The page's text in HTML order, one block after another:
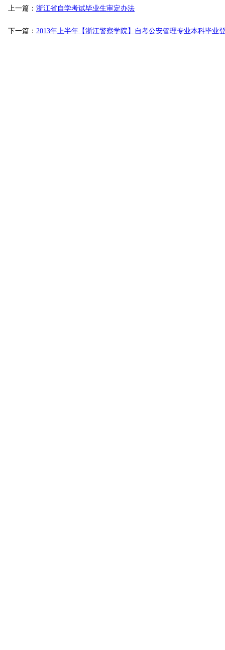
上一篇： 浙江省自学考试毕业生审定办法
下一篇： 2013年上半年【浙江警察学院】自考公安管理专业本科毕业